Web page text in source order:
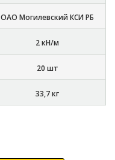
ОАО Могилевский КСИ РБ
2 кН/м
20 шт
33,7 кг